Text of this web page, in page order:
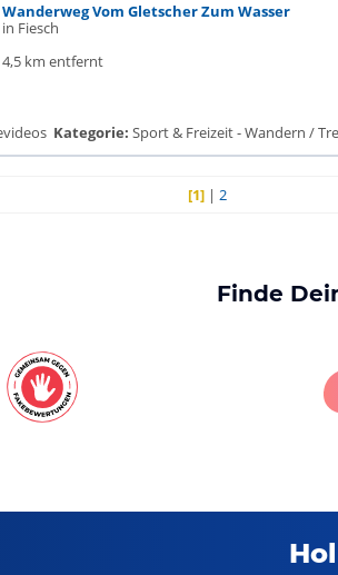
Wanderweg Vom Gletscher Zum Wasser
in Fiesch
4,5 km entfernt
Kategorie: Sport & Freizeit - Wandern /
[1] |2
Finde